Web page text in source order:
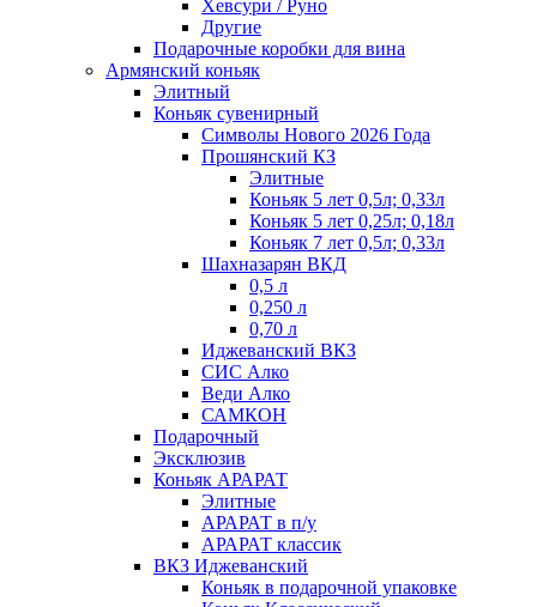
Хевсури / Руно
Другие
Подарочные коробки для вина
Армянский коньяк
Элитный
Коньяк сувенирный
Символы Нового 2026 Года
Прошянский КЗ
Элитные
Коньяк 5 лет 0,5л; 0,33л
Коньяк 5 лет 0,25л; 0,18л
Коньяк 7 лет 0,5л; 0,33л
Шахназарян ВКД
0,5 л
0,250 л
0,70 л
Иджеванский ВКЗ
СИС Алко
Веди Алко
САМКОН
Подарочный
Эксклюзив
Коньяк АРАРАТ
Элитные
АРАРАТ в п/у
АРАРАТ классик
ВКЗ Иджеванский
Коньяк в подарочной упаковке